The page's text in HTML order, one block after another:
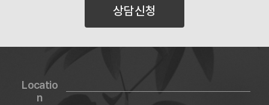
상담신청
Locatio
n